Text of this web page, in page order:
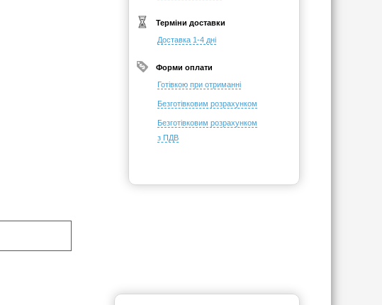
Терміни доставки
Доставка 1-4 дні
Форми оплати
Готівкою при отриманні
Безготівковим розрахунком
Безготівковим розрахунком
з ПДВ